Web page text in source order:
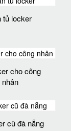
tủ locker
cho công
nhân
cũ đà nẵng